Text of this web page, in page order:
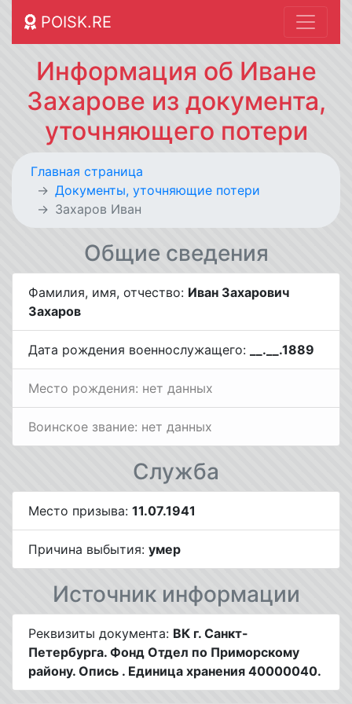
POISK.RE
Информация об Иване
Захарове из документа,
уточняющего потери
Главная страница
Документы, уточняющие потери
Захаров Иван
Общие сведения
Фамилия, имя, отчество: Иван Захарович
Захаров
Дата рождения военнослужащего: __.__.1889
Место рождения: нет данных
Воинское звание: нет данных
Служба
Место призыва: 11.07.1941
Причина выбытия: умер
Источник информации
Реквизиты документа: ВК г. Санкт-
Петербурга. Фонд Отдел по Приморскому
району. Опись . Единица хранения 40000040.